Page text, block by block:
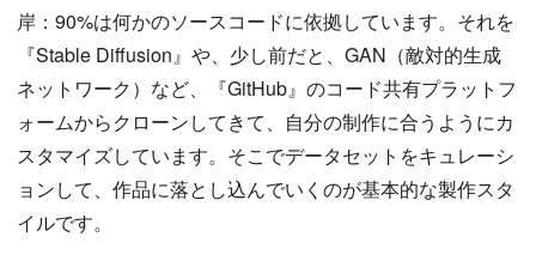
岸：90%は何かのソースコードに依拠しています。それを
『Stable Diffusion』や、少し前だと、GAN（敵対的生成
ネットワーク）など、『GitHub』のコード共有プラットフ
ォームからクローンしてきて、自分の制作に合うようにカ
スタマイズしています。そこでデータセットをキュレーシ
ョンして、作品に落とし込んでいくのが基本的な製作スタ
イルです。